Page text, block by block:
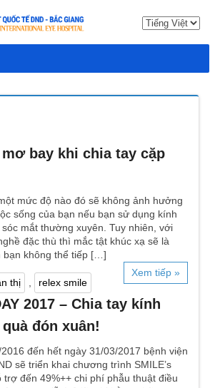
bay khi chia tay cặp
mức độ nào đó sẽ không ảnh hưởng
sống của bạn nếu bạn sử dụng kính
mắt thường xuyên. Tuy nhiên, với
đặc thù thì mắc tật khúc xạ sẽ là
bạn không thể tiếp […]
Xem tiếp »
thị relex smile
2017 – Chia tay kính
đón xuân!
đến hết ngày 31/03/2017 bệnh viện
sẽ triển khai chương trình SMILE’s
trợ đến 49%++ chi phí phẫu thuật điều